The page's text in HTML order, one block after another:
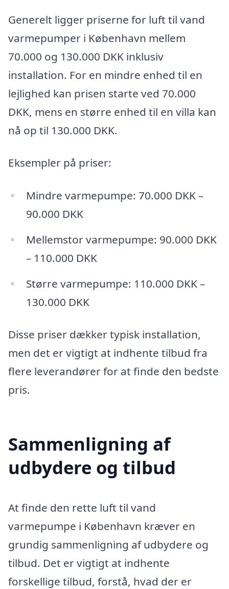
Generelt ligger priserne for luft til vand
varmepumper i København mellem
70.000 og 130.000 DKK inklusiv
installation. For en mindre enhed til en
lejlighed kan prisen starte ved 70.000
DKK, mens en større enhed til en villa kan
nå op til 130.000 DKK.
Eksempler på priser:
Mindre varmepumpe: 70.000 DKK –
90.000 DKK
Mellemstor varmepumpe: 90.000 DKK
– 110.000 DKK
Større varmepumpe: 110.000 DKK –
130.000 DKK
Disse priser dækker typisk installation,
men det er vigtigt at indhente tilbud fra
flere leverandører for at finde den bedste
pris.
Sammenligning af
udbydere og tilbud
At finde den rette luft til vand
varmepumpe i København kræver en
grundig sammenligning af udbydere og
tilbud. Det er vigtigt at indhente
forskellige tilbud, forstå, hvad der er